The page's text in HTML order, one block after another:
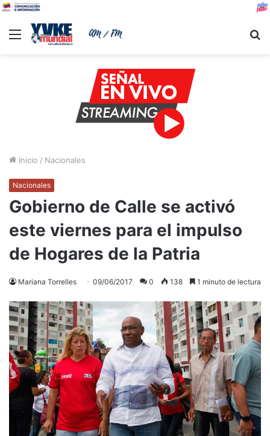
Menu
Inicio / Nacionales
Nacionales
Gobierno de Calle se activó
este viernes para el impulso
de Hogares de la Patria
Mariana Torrelles 09/06/2017 0 138 1 minuto de lectura